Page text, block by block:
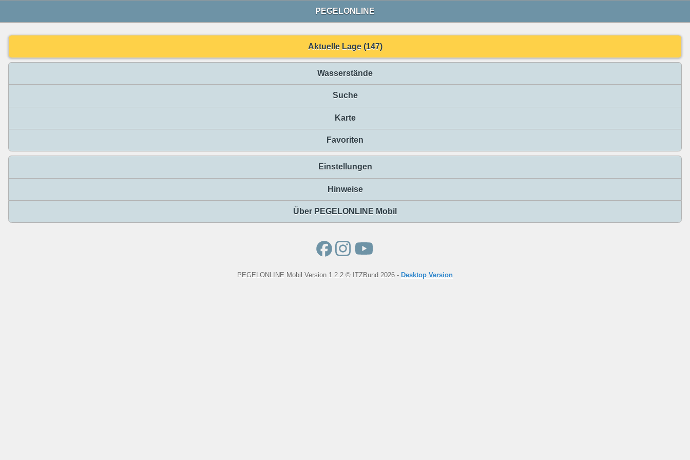
PEGELONLINE
Aktuelle Lage (147)
Wasserstände
Suche
Karte
Favoriten
Einstellungen
Hinweise
Über PEGELONLINE Mobil
PEGELONLINE Mobil Version 1.2.2 © ITZBund 2026 - Desktop Version